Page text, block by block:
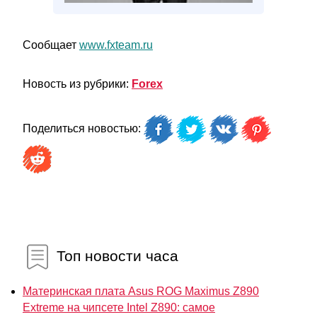
Сообщает www.fxteam.ru
Новость из рубрики: Forex
Поделиться новостью:
Топ новости часа
Материнская плата Asus ROG Maximus Z890
Extreme на чипсете Intel Z890: самое